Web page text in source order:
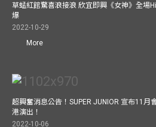
草蜢紅館驚喜浪接浪 欣宜即興《女神》全場
爆
2022-10-29
More
超興奮消息公告！SUPER JUNIOR 宣布11月
港演出！
2022-10-06